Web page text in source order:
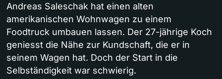
Andreas Saleschak hat einen alten
amerikanischen Wohnwagen zu einem
Foodtruck umbauen lassen. Der 27-jährige Koch
geniesst die Nähe zur Kundschaft, die er in
seinem Wagen hat. Doch der Start in die
Selbständigkeit war schwierig.